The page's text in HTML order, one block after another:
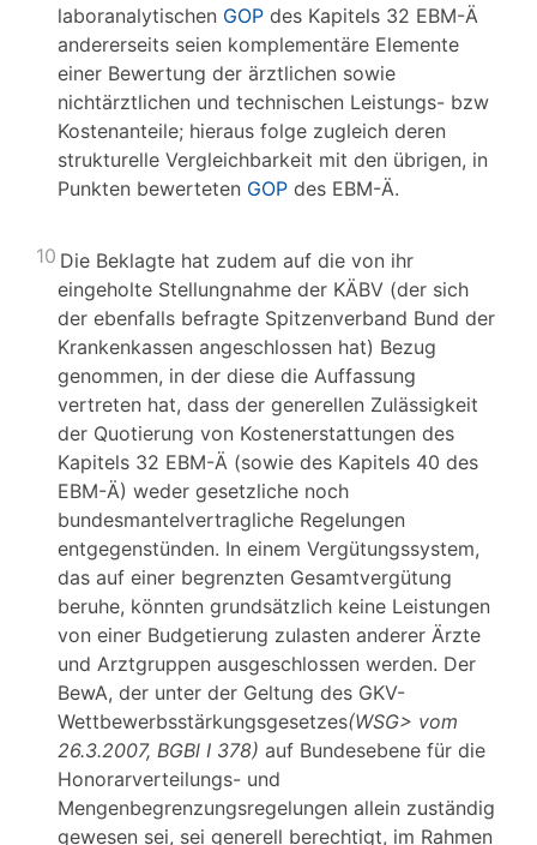
laboranalytischen GOP des Kapitels 32 EBM-Ä
andererseits seien komplementäre Elemente
einer Bewertung der ärztlichen sowie
nichtärztlichen und technischen Leistungs- bzw
Kostenanteile; hieraus folge zugleich deren
strukturelle Vergleichbarkeit mit den übrigen, in
Punkten bewerteten GOP des EBM-Ä.
10 Die Beklagte hat zudem auf die von ihr
eingeholte Stellungnahme der KÄBV (der sich
der ebenfalls befragte Spitzenverband Bund der
Krankenkassen angeschlossen hat) Bezug
genommen, in der diese die Auffassung
vertreten hat, dass der generellen Zulässigkeit
der Quotierung von Kostenerstattungen des
Kapitels 32 EBM-Ä (sowie des Kapitels 40 des
EBM-Ä) weder gesetzliche noch
bundesmantelvertragliche Regelungen
entgegenstünden. In einem Vergütungssystem,
das auf einer begrenzten Gesamtvergütung
beruhe, könnten grundsätzlich keine Leistungen
von einer Budgetierung zulasten anderer Ärzte
und Arztgruppen ausgeschlossen werden. Der
BewA, der unter der Geltung des GKV-
Wettbewerbsstärkungsgesetzes(WSG> vom
26.3.2007, BGBl I 378) auf Bundesebene für die
Honorarverteilungs- und
Mengenbegrenzungsregelungen allein zuständig
gewesen sei, sei generell berechtigt, im Rahmen